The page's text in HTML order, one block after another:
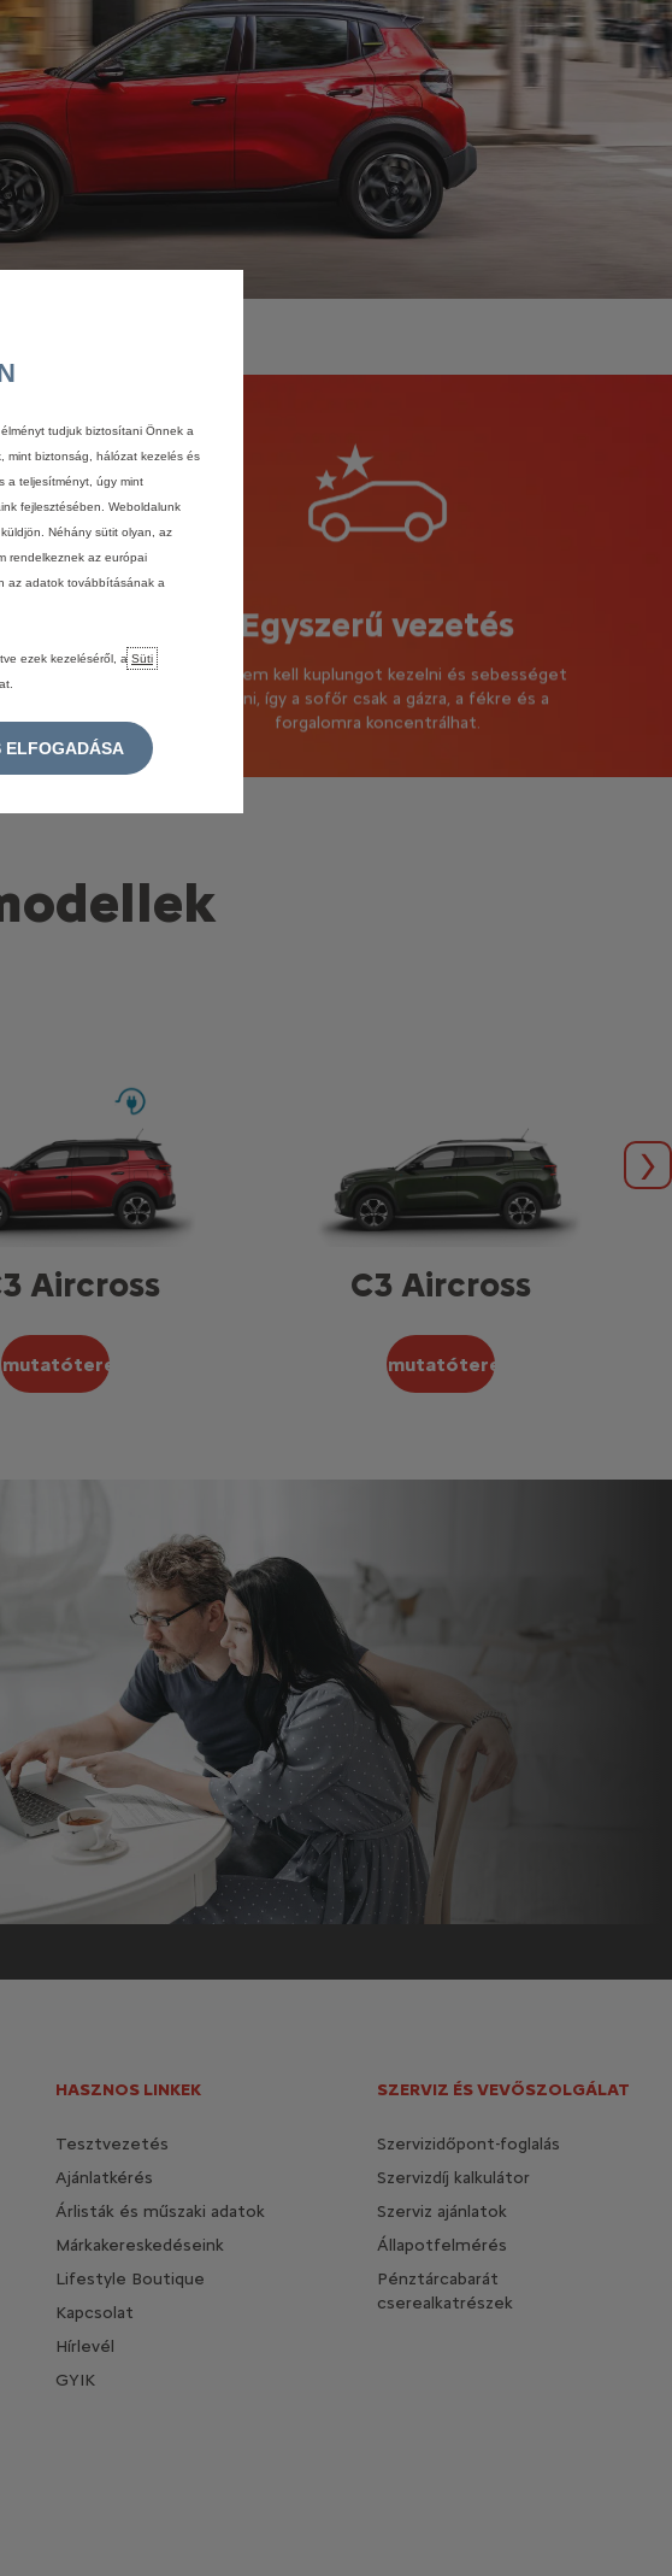
Egyszerű vezetés
Mivel nem kell kuplungot kezelni és sebességet
váltani, így a sofőr csak a gázra, a fékre és a
forgalomra koncentrálhat.
Aircross C3 Aircross
Bemutatóterem
HASZNOS LINKEK
Tesztvezetés
Ajánlatkérés
Árlisták és műszaki adatok
Márkakereskedéseink
Lifestyle Boutique
Kapcsolat
Hírlevél
GYIK
SZERVIZ ÉS VEVŐSZOLGÁLAT
Szervizidőpont-foglalás
Szervizdíj kalkulátor
Szerviz ajánlatok
Állapotfelmérés
Pénztárcabarát
cserealkatrészek
tudjuk biztosítani Önnek a
mint biztonság, hálózat kezelés és
a teljesítményt, úgy mint
fejlesztésében. Weboldalunk
Néhány sütit olyan, az
rendelkeznek az európai
az adatok továbbításának a
ezek kezeléséről, a Süti
ELFOGADÁSA